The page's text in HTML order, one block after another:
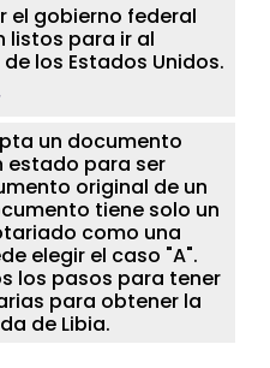
el gobierno federal
listos para ir al
los Estados Unidos.
un documento
estado para ser
original de un
tiene solo un
como una
elegir el caso "A".
los pasos para tener
para obtener la
de Libia.